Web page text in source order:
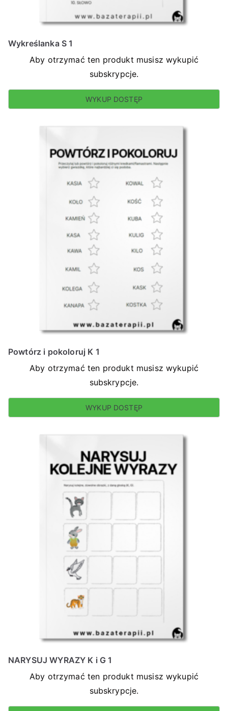
Wykreślanka S 1
Aby otrzymać ten produkt musisz wykupić
subskrypcje.
WYKUP DOSTĘP
Powtórz i pokoloruj K 1
Aby otrzymać ten produkt musisz wykupić
subskrypcje.
WYKUP DOSTĘP
NARYSUJ WYRAZY K i G 1
Aby otrzymać ten produkt musisz wykupić
subskrypcje.